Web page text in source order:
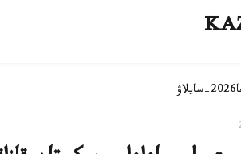
2026-سايلاۋ